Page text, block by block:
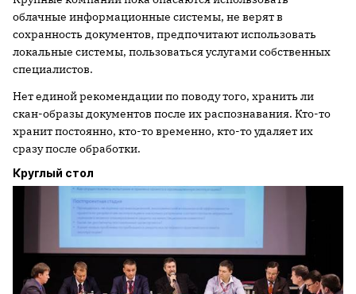
облачные информационные системы, не верят в
сохранность документов, предпочитают использовать
локальные системы, пользоваться услугами собственных
специалистов.
Нет единой рекомендации по поводу того, хранить ли
скан-образы документов после их распознавания. Кто-то
хранит постоянно, кто-то временно, кто-то удаляет их
сразу после обработки.
Круглый стол